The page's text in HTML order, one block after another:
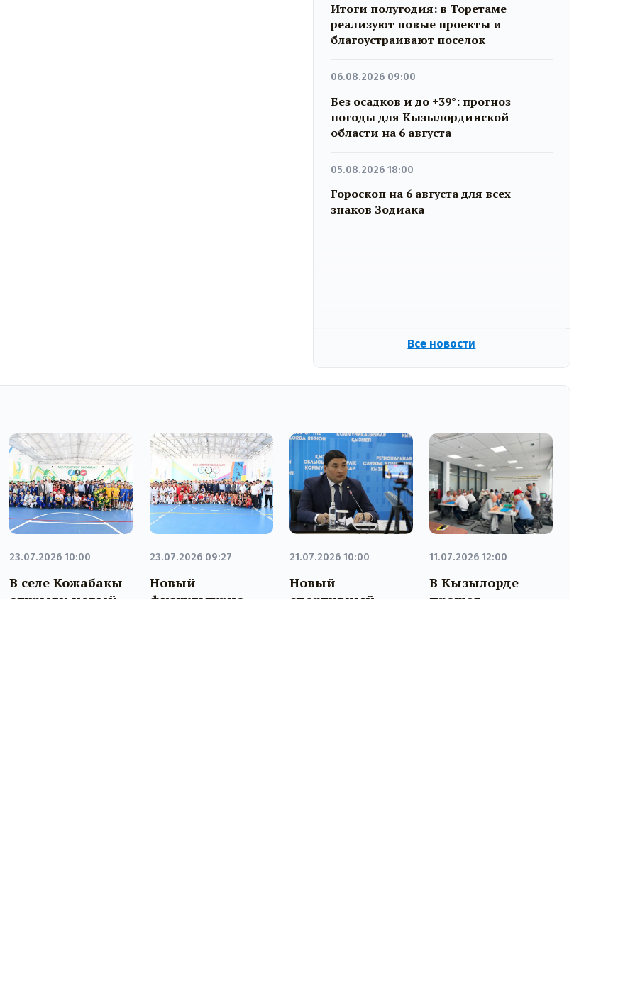
Итоги полугодия: в Торетаме
реализуют новые проекты и
благоустраивают поселок
06.08.2026 09:00
Без осадков и до +39°: прогноз
погоды для Кызылординской
области на 6 августа
05.08.2026 18:00
Гороскоп на 6 августа для всех
знаков Зодиака
Все новости
23.07.2026 10:00
В селе Кожабакы
открыли новый
23.07.2026 09:27
Новый
физкультурно-
21.07.2026 10:00
Новый
спортивный
11.07.2026 12:00
В Кызылорде
прошел